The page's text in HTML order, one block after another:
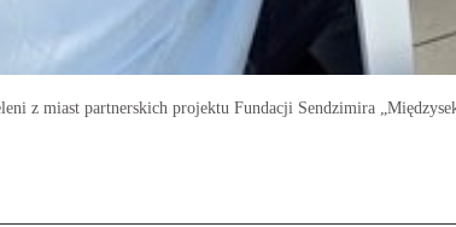
z miast partnerskich projektu Fundacji Sendzimira